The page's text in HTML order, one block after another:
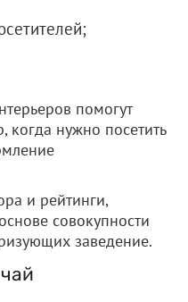
помогут
когда нужно посетить
и рейтинги,
совокупности
заведение.